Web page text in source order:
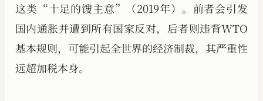
这类“十足的馊主意”（2019年）。前者会引发
国内通胀并遭到所有国家反对，后者则违背WTO
基本规则，可能引起全世界的经济制裁，其严重性
远超加税本身。